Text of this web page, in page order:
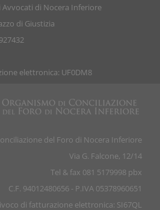
di Nocera Inferiore
di Giustizia
elettronica: UF0DM8
del Foro di Nocera Inferiore
Via G. Falcone, 12/14
Tel & fax 081 5179998 pbx
C.F. 94012480656 - P.IVA 05378960651
di fatturazione elettronica: SI67QL